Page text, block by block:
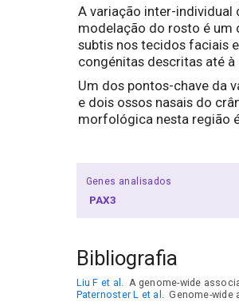
A variação inter-individual
modelação do rosto é um
subtis nos tecidos faciais
congénitas descritas até à
Um dos pontos-chave da
e dois ossos nasais do
morfológica nesta região
Genes analisados
PAX3
Bibliografia
Liu F et al.
A genome-wide
Paternoster L et al.
Genome-wide